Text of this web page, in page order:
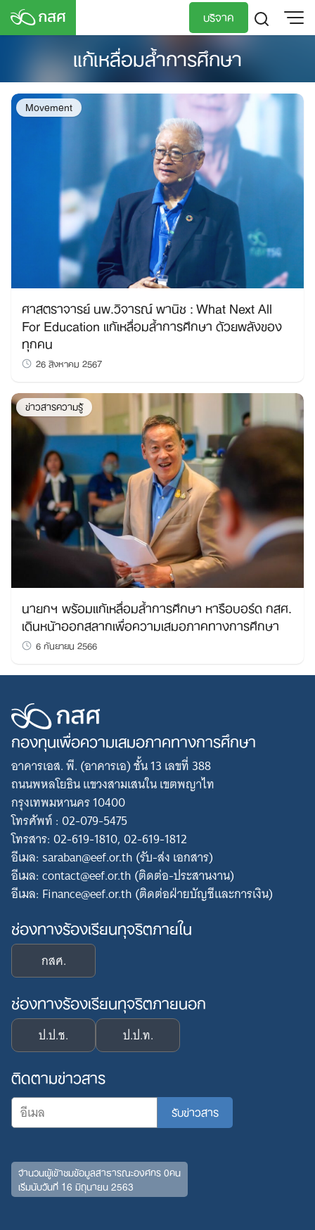
Skip
บริจาค
TH
Search
for:
แก้เหลื่อมล้ำการศึกษา
Movement
ศาสตราจารย์ นพ.วิจารณ์ พานิช : What Next All
For Education แก้เหลื่อมล้ำการศึกษา ด้วยพลังของ
ทุกคน
26 สิงหาคม 2567
ข่าวสารความรู้
นายกฯ พร้อมแก้เหลื่อมล้ำการศึกษา หารือบอร์ด กสศ.
เดินหน้าออกสลากเพื่อความเสมอภาคทางการศึกษา
6 กันยายน 2566
กองทุนเพื่อความเสมอภาคทางการศึกษา
อาคารเอส. พี. (อาคารเอ) ชั้น 13 เลขที่ 388
ถนนพหลโยธิน แขวงสามเสนใน เขตพญาไท
กรุงเทพมหานคร 10400
โทรศัพท์ : 02-079-5475
โทรสาร: 02-619-1810, 02-619-1812
อีเมล: saraban@eef.or.th (รับ-ส่ง เอกสาร)
อีเมล: contact@eef.or.th (ติดต่อ-ประสานงาน)
อีเมล: Finance@eef.or.th (ติดต่อฝ่ายบัญชีและการเงิน)
ช่องทางร้องเรียนทุจริตภายใน
กสศ.
ช่องทางร้องเรียนทุจริตภายนอก
ป.ป.ช. ป.ป.ท.
ติดตามข่าวสาร
จำนวนผู้เข้าชมข้อมูลสาธารณะองค์กร 0คน
เริ่มนับวันที่ 16 มิถุนายน 2563